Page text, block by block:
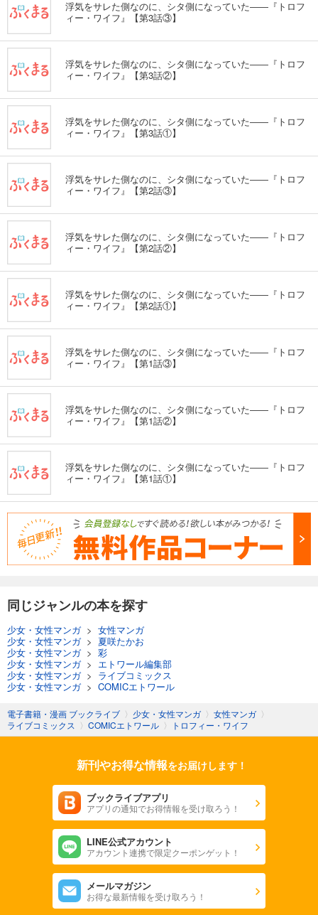
浮気をサレた側なのに、シタ側になっていた――『トロフ
ィー・ワイフ』【第3話③】
浮気をサレた側なのに、シタ側になっていた――『トロフ
ィー・ワイフ』【第3話②】
浮気をサレた側なのに、シタ側になっていた――『トロフ
ィー・ワイフ』【第3話①】
浮気をサレた側なのに、シタ側になっていた――『トロフ
ィー・ワイフ』【第2話③】
浮気をサレた側なのに、シタ側になっていた――『トロフ
ィー・ワイフ』【第2話②】
浮気をサレた側なのに、シタ側になっていた――『トロフ
ィー・ワイフ』【第2話①】
浮気をサレた側なのに、シタ側になっていた――『トロフ
ィー・ワイフ』【第1話③】
浮気をサレた側なのに、シタ側になっていた――『トロフ
ィー・ワイフ』【第1話②】
浮気をサレた側なのに、シタ側になっていた――『トロフ
ィー・ワイフ』【第1話①】
同じジャンルの本を探す
少女・女性マンガ> 女性マンガ
少女・女性マンガ> 夏咲たかお
少女・女性マンガ> 彩
少女・女性マンガ> エトワール編集部
少女・女性マンガ> ライブコミックス
少女・女性マンガ> COMICエトワール
電子書籍・漫画 ブックライブ 〉 少女・女性マンガ 〉 女性マンガ 〉
ライブコミックス 〉 COMICエトワール 〉 トロフィー・ワイフ
新刊やお得な情報をお届けします！
ブックライブアプリ
アプリの通知でお得情報を受け取ろう！
LINE公式アカウント
アカウント連携で限定クーポンゲット！
メールマガジン
お得な最新情報を受け取ろう！